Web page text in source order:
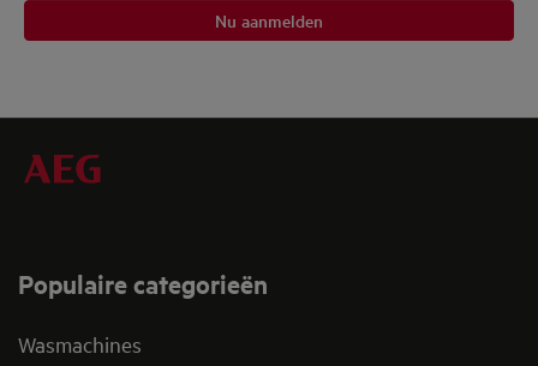
Nu aanmelden
Populaire categorieën
Wasmachines